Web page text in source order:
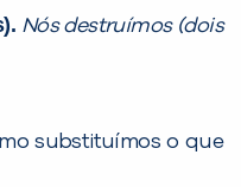
Nós destruímos (dois
substituímos o que